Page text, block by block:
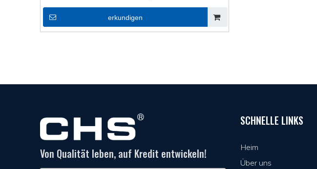
Befestigung der DVI-Leitung
erkundigen
Von Qualität leben, auf Kredit entwickeln!
SCHNELLE LINKS
Heim
Über uns